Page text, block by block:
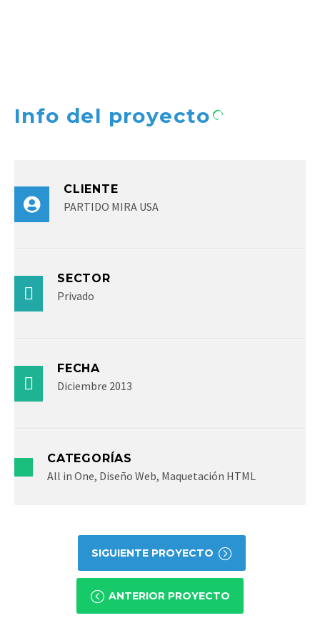
Info del proyecto
CLIENTE
PARTIDO MIRA USA
SECTOR
Privado
FECHA
Diciembre 2013
CATEGORÍAS
All in One, Diseño Web, Maquetación HTML
SIGUIENTE PROYECTO
ANTERIOR PROYECTO